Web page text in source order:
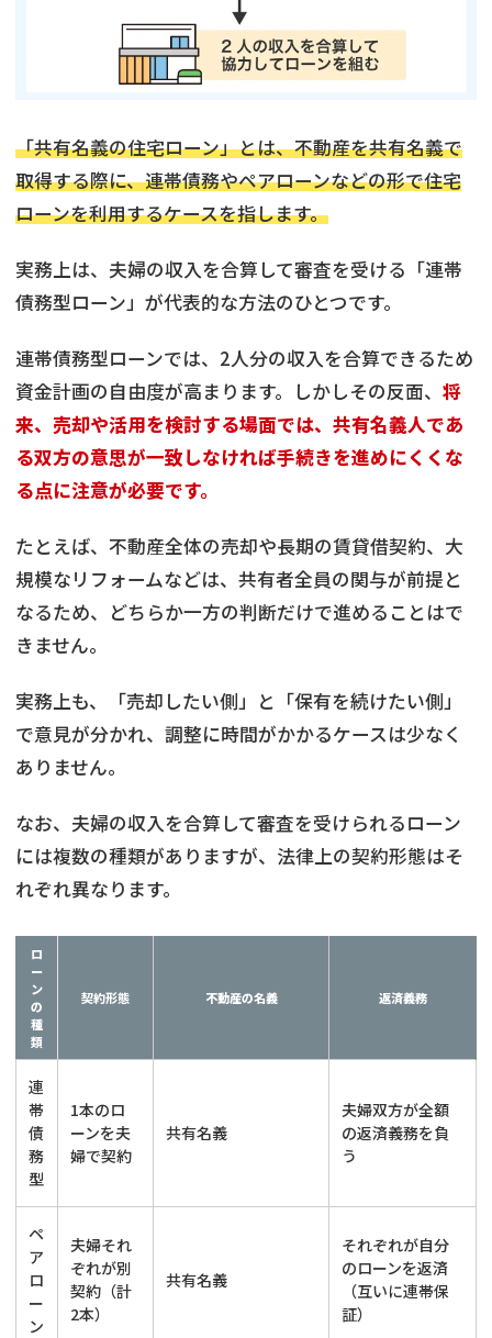
「共有名義の住宅ローン」とは、不動産を共有名義で
取得する際に、連帯債務やペアローンなどの形で住宅
ローンを利用するケースを指します。
実務上は、夫婦の収入を合算して審査を受ける「連帯
債務型ローン」が代表的な方法のひとつです。
連帯債務型ローンでは、2人分の収入を合算できるため
資金計画の自由度が高まります。しかしその反面、 将
来、売却や活用を検討する場面では、共有名義人であ
る双方の意思が一致しなければ手続きを進めにくくな
る点に注意が必要です。
たとえば、不動産全体の売却や長期の賃貸借契約、大
規模なリフォームなどは、共有者全員の関与が前提と
なるため、どちらか一方の判断だけで進めることはで
きません。
実務上も、「売却したい側」と「保有を続けたい側」
で意見が分かれ、調整に時間がかかるケースは少なく
ありません。
なお、夫婦の収入を合算して審査を受けられるローン
には複数の種類がありますが、法律上の契約形態はそ
れぞれ異なります。
ロ
ー
ン
の
種
類
契約形態 不動産の名義 返済義務
連
帯
債
務
型
1本のロ
ーンを夫
婦で契約
共有名義
夫婦双方が全額
の返済義務を負
う
ペ
ア
ロ
ー
ン
夫婦それ
ぞれが別
契約（計
2本）
共有名義
それぞれが自分
のローンを返済
（互いに連帯保
証）